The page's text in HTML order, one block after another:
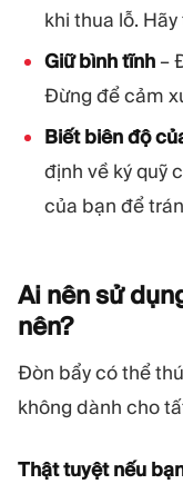
khi thua lỗ.
Giữ bình tĩnh –
Đừng để cảm
Biết biên độ
định về ký quỹ
của bạn để
Ai nên sử
nên?
Đòn bẩy có thể
không dành cho
Thật tuyệt nếu